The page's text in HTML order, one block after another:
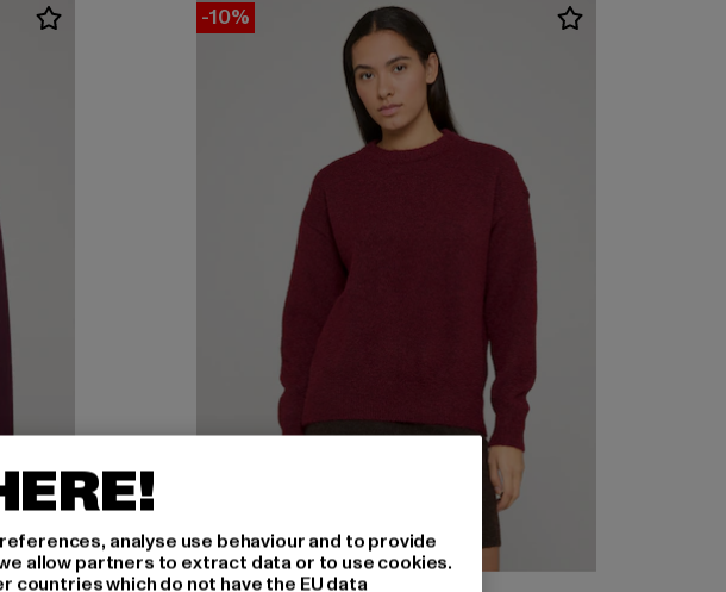
-10%
analyse use behaviour and to provide
allow partners to extract data or to use cookies.
countries which do not have the EU data